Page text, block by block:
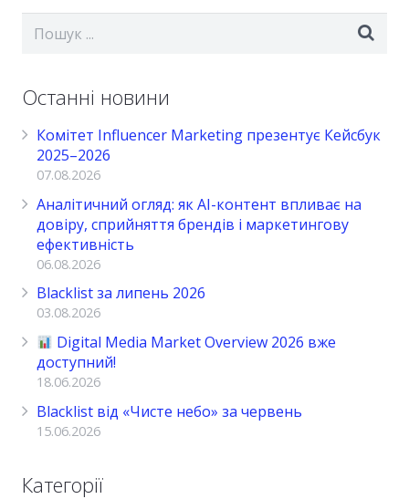
Останні новини
Комітет Influencer Marketing презентує Кейсбук
2025–2026
07.08.2026
Аналітичний огляд: як AI-контент впливає на
довіру, сприйняття брендів і маркетингову
ефективність
06.08.2026
Blacklist за липень 2026
03.08.2026
Digital Media Market Overview 2026 вже
доступний!
18.06.2026
Blacklist від «Чисте небо» за червень
15.06.2026
Категорії